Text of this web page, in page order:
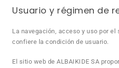
Usuario y régimen de
La navegación, acceso y uso por el
confiere la condición de usuario.
El sitio web de ALBAIKIDE SA